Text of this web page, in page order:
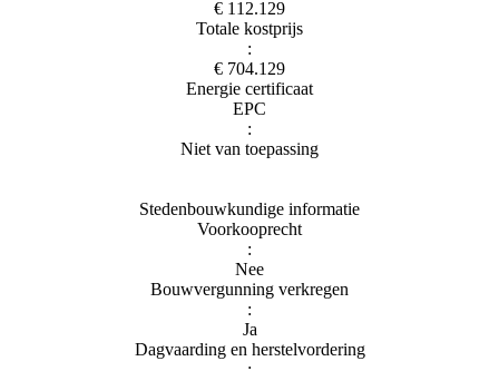
€ 112.129
Totale kostprijs
:
€ 704.129
Energie certificaat
EPC
:
Niet van toepassing
Stedenbouwkundige informatie
Voorkooprecht
:
Nee
Bouwvergunning verkregen
:
Ja
Dagvaarding en herstelvordering